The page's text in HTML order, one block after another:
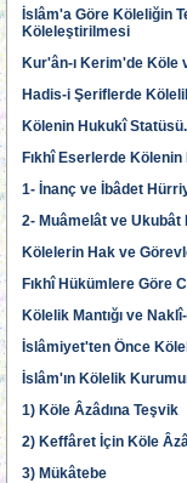
İslâm'a Göre Köleliğin
Köleleştirilmesi
Kur'ân-ı Kerim'de Köle
Hadis-i Şeriflerde
Kölenin Hukukî Statüsü.
Fıkhî Eserlerde
1- İnanç ve İbâdet
2- Muâmelât ve Ukubât
Kölelerin Hak ve
Fıkhî Hükümlere Göre
Kölelik Mantığı ve
İslâmiyet'ten Önce
İslâm'ın Kölelik
1) Köle Âzâdına Teşvik
2) Keffâret İçin Köle
3) Mükâtebe